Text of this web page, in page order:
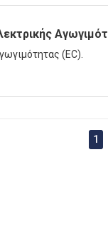
(EC).
1